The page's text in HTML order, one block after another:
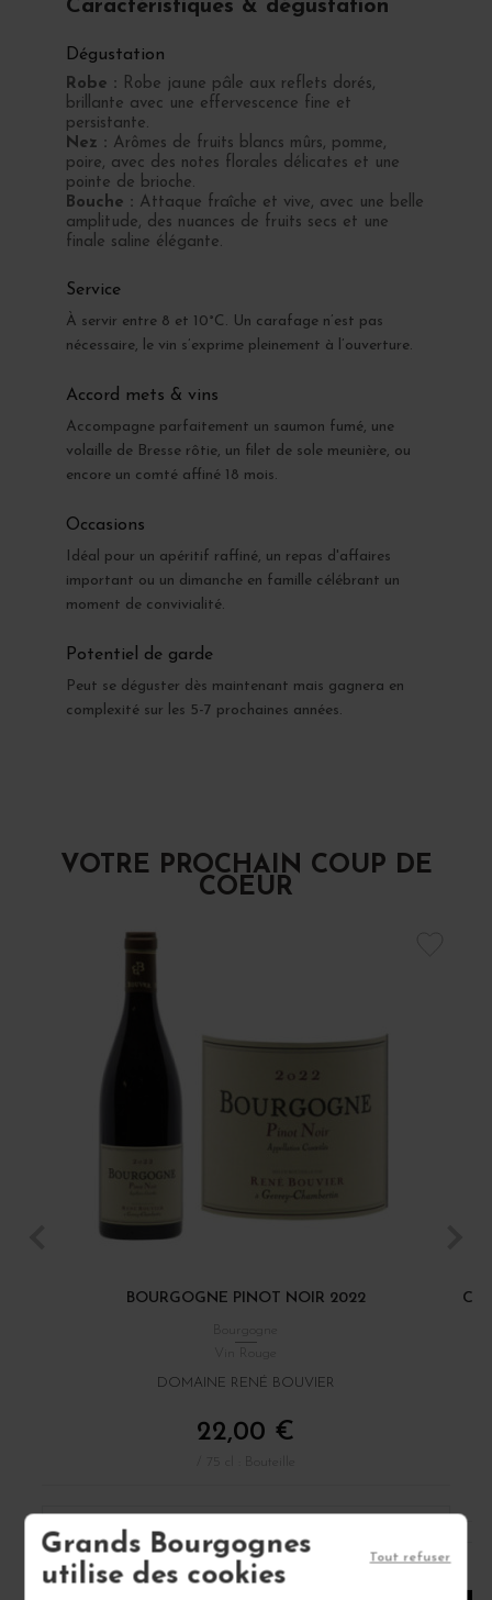
Grands Bourgognes
utilise des cookies
Tout refuser
Caractéristiques & dégustation
Dégustation
Robe : Robe jaune pâle aux reflets dorés,
brillante avec une effervescence fine et
persistante.
Nez : Arômes de fruits blancs mûrs, pomme,
poire, avec des notes florales délicates et une
pointe de brioche.
Bouche : Attaque fraîche et vive, avec une belle
amplitude, des nuances de fruits secs et une
finale saline élégante.
Service
À servir entre 8 et 10°C. Un carafage n’est pas
nécessaire, le vin s’exprime pleinement à l’ouverture.
Accord mets & vins
Accompagne parfaitement un saumon fumé, une
volaille de Bresse rôtie, un filet de sole meunière, ou
encore un comté affiné 18 mois.
Occasions
Idéal pour un apéritif raffiné, un repas d'affaires
important ou un dimanche en famille célébrant un
moment de convivialité.
Potentiel de garde
Peut se déguster dès maintenant mais gagnera en
complexité sur les 5-7 prochaines années.
VOTRE PROCHAIN COUP DE
COEUR
BOURGOGNE PINOT NOIR 2022
DOMAINE RENÉ BOUVIER
22,00 €
AJOUTER AU PANIER